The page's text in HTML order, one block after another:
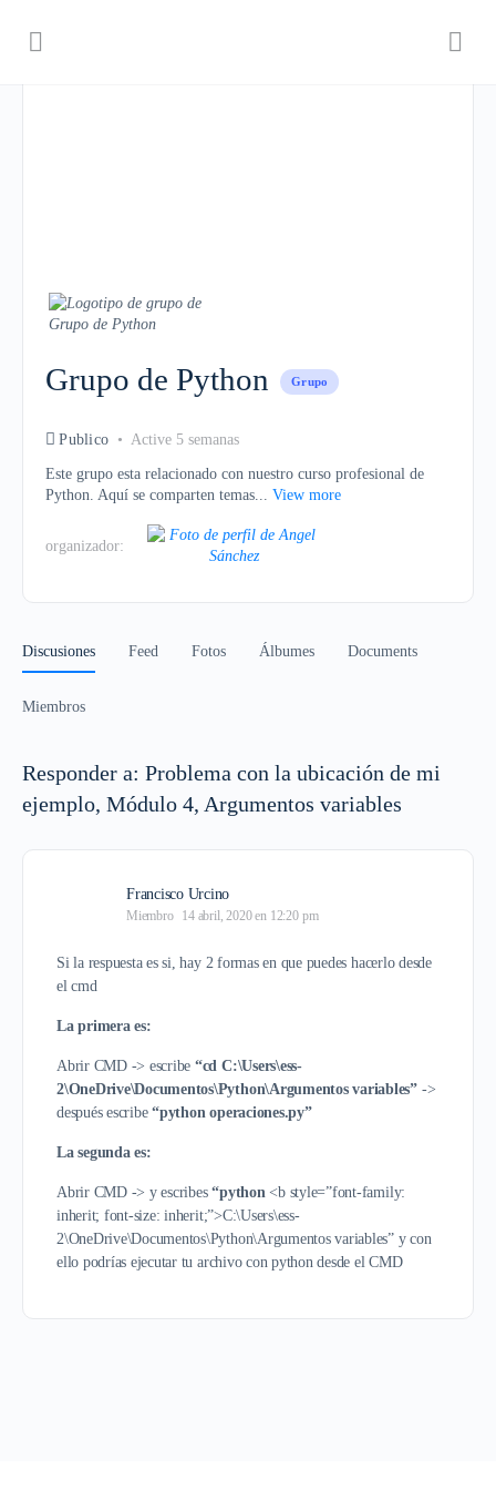
Grupo de Python Grupo
Publico Active 5 semanas
Este grupo esta relacionado con nuestro curso profesional de
Python. Aquí se comparten temas... View more
organizador:
Discusiones Feed Fotos Álbumes Documents
Miembros
Responder a: Problema con la ubicación de mi
ejemplo, Módulo 4, Argumentos variables
Francisco Urcino
Miembro 14 abril, 2020 en 12:20 pm
Si la respuesta es si, hay 2 formas en que puedes hacerlo desde
el cmd
La primera es:
Abrir CMD -> escribe “cd C:\Users\ess-
2\OneDrive\Documentos\Python\Argumentos variables” ->
después escribe“python operaciones.py”
La segunda es:
Abrir CMD -> y escribes“python<b style=”font-family:
inherit; font-size: inherit;”>C:\Users\ess-
2\OneDrive\Documentos\Python\Argumentos variables” y con
ello podrías ejecutar tu archivo con python desde el CMD